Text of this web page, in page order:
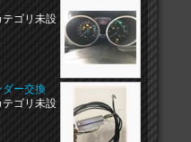
テゴリ未設
ー交換
テゴリ未設